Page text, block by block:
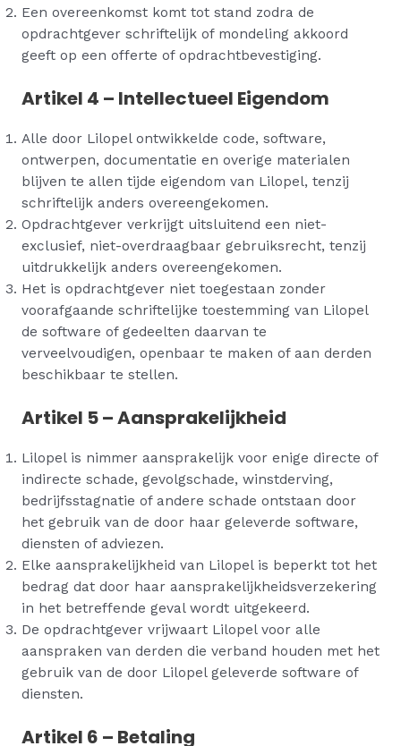
Een overeenkomst komt tot stand zodra de
opdrachtgever schriftelijk of mondeling akkoord
geeft op een offerte of opdrachtbevestiging.
Artikel 4 – Intellectueel Eigendom
Alle door Lilopel ontwikkelde code, software,
ontwerpen, documentatie en overige materialen
blijven te allen tijde eigendom van Lilopel, tenzij
schriftelijk anders overeengekomen.
Opdrachtgever verkrijgt uitsluitend een niet-
exclusief, niet-overdraagbaar gebruiksrecht, tenzij
uitdrukkelijk anders overeengekomen.
Het is opdrachtgever niet toegestaan zonder
voorafgaande schriftelijke toestemming van Lilopel
de software of gedeelten daarvan te
verveelvoudigen, openbaar te maken of aan derden
beschikbaar te stellen.
Artikel 5 – Aansprakelijkheid
Lilopel is nimmer aansprakelijk voor enige directe of
indirecte schade, gevolgschade, winstderving,
bedrijfsstagnatie of andere schade ontstaan door
het gebruik van de door haar geleverde software,
diensten of adviezen.
Elke aansprakelijkheid van Lilopel is beperkt tot het
bedrag dat door haar aansprakelijkheidsverzekering
in het betreffende geval wordt uitgekeerd.
De opdrachtgever vrijwaart Lilopel voor alle
aanspraken van derden die verband houden met het
gebruik van de door Lilopel geleverde software of
diensten.
Artikel 6 – Betaling